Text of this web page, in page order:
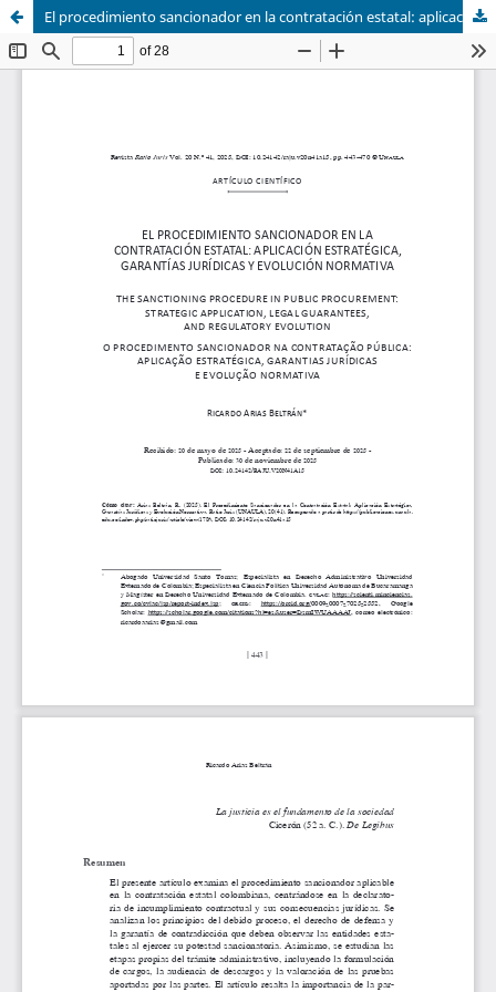
El procedimiento sancionador en la contratación estatal: aplicación estratégica, garantías jurídicas y evolución normativa